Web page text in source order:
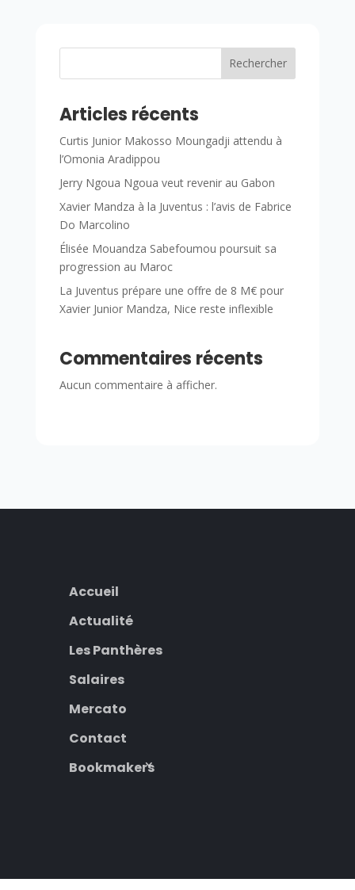
Rechercher
Articles récents
Curtis Junior Makosso Moungadji attendu à
l’Omonia Aradippou
Jerry Ngoua Ngoua veut revenir au Gabon
Xavier Mandza à la Juventus : l’avis de Fabrice
Do Marcolino
Élisée Mouandza Sabefoumou poursuit sa
progression au Maroc
La Juventus prépare une offre de 8 M€ pour
Xavier Junior Mandza, Nice reste inflexible
Commentaires récents
Aucun commentaire à afficher.
Accueil
Actualité
Les Panthères
Salaires
Mercato
Contact
Bookmakers